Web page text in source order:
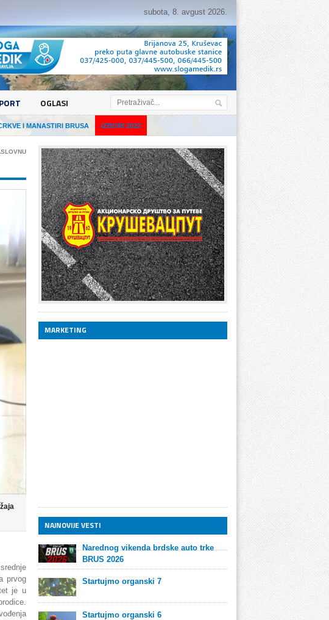
subota, 8. avgust 2026.
OGLASI
I MANASTIRI BRUSA IZBORI 2022
prvog
je u
MARKETING
NAJNOVIJE VESTI
Narednog vikenda brdske auto trke
BRUS 2026
Startujmo organski 7
Startujmo organski 6